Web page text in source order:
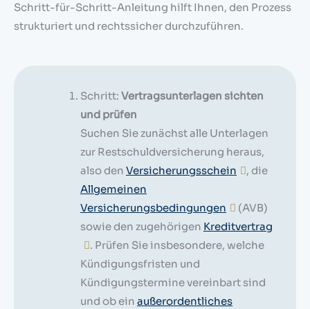
Schritt-für-Schritt-Anleitung hilft Ihnen, den Prozess
strukturiert und rechtssicher durchzuführen.
Schritt: Vertragsunterlagen sichten
und prüfen
Suchen Sie zunächst alle Unterlagen
zur Restschuldversicherung heraus,
also den Versicherungsschein
, die
Allgemeinen
Versicherungsbedingungen
(AVB)
sowie den zugehörigen Kreditvertrag
. Prüfen Sie insbesondere, welche
Kündigungsfristen und
Kündigungstermine vereinbart sind
und ob ein außerordentliches